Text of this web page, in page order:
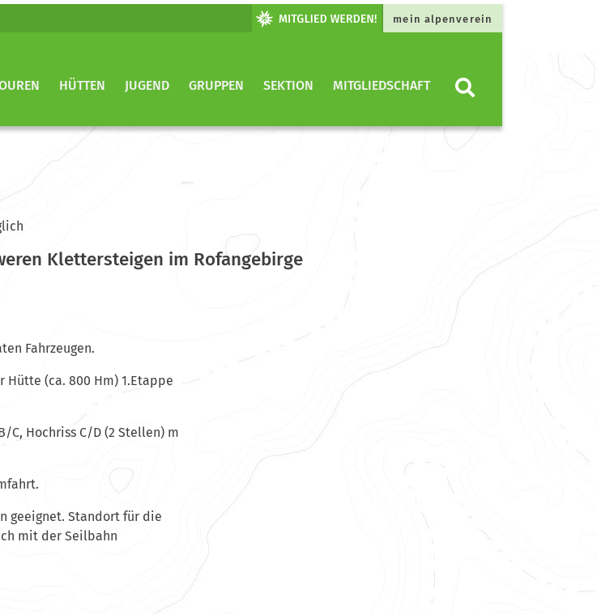
mein alpenverein
HÜTTEN JUGEND GRUPPEN SEKTION MITGLIEDSCHAFT
Klettersteigen im Rofangebirge
Fahrzeugen.
Hütte (ca. 800 Hm) 1.Etappe
C, Hochriss C/D (2 Stellen) m
geeignet. Standort für die
mit der Seilbahn